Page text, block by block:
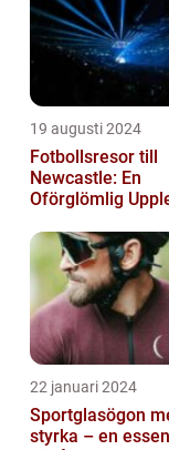
19 augusti 2024
Fotbollsresor till
Newcastle: En
Oförglömlig
22 januari 2024
Sportglasögon
styrka – en